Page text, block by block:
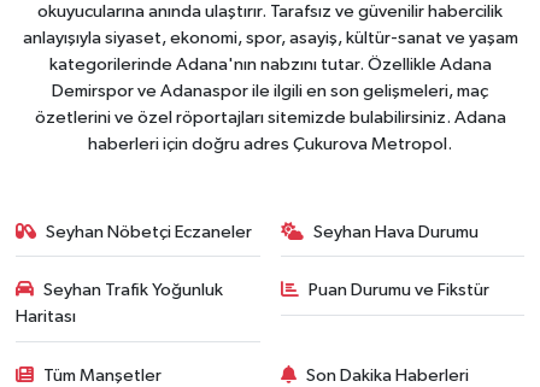
okuyucularına anında ulaştırır. Tarafsız ve güvenilir habercilik
anlayışıyla siyaset, ekonomi, spor, asayiş, kültür-sanat ve yaşam
kategorilerinde Adana'nın nabzını tutar. Özellikle Adana
Demirspor ve Adanaspor ile ilgili en son gelişmeleri, maç
özetlerini ve özel röportajları sitemizde bulabilirsiniz. Adana
haberleri için doğru adres Çukurova Metropol.
Seyhan Nöbetçi Eczaneler Seyhan Hava Durumu
Seyhan Trafik Yoğunluk
Haritası
Puan Durumu ve Fikstür
Tüm Manşetler Son Dakika Haberleri